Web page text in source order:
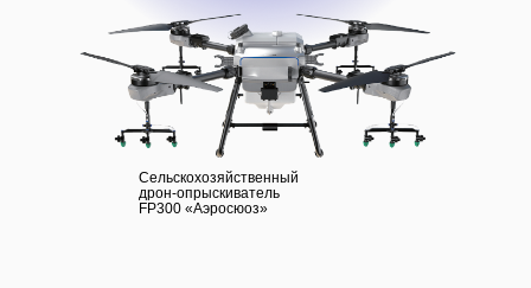
Сельскохозяйственный
дрон-опрыскиватель
FP300 «Аэросюоз»